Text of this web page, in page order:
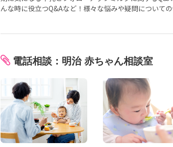
んな時に役立つQ&Aなど！様々な悩みや疑問について
電話相談：明治 赤ちゃん相談室